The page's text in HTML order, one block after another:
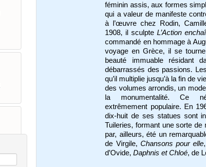
féminin assis, aux formes
qui a valeur de manifeste
à l’œuvre chez Rodin,
1908, il sculpteL’Action
commandé en hommage à
voyage en Grèce, il se
beauté immuable résidant
débarrassés des passions.
qu’il multiplie jusqu’à la fin de
des volumes arrondis, un
la monumentalité. Ce
extrêmement populaire. En
dix-huit de ses statues sont
Tuileries, formant une sorte de
par, ailleurs, été un
de Virgile, Chansons pour elle
d’Ovide,Daphnis et Chloé, de